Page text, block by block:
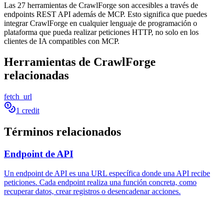
Las 27 herramientas de CrawlForge son accesibles a través de
endpoints REST API además de MCP. Esto significa que puedes
integrar CrawlForge en cualquier lenguaje de programación o
plataforma que pueda realizar peticiones HTTP, no solo en los
clientes de IA compatibles con MCP.
Herramientas de CrawlForge
relacionadas
fetch_url
1 credit
Términos relacionados
Endpoint de API
Un endpoint de API es una URL específica donde una API recibe
peticiones. Cada endpoint realiza una función concreta, como
recuperar datos, crear registros o desencadenar acciones.